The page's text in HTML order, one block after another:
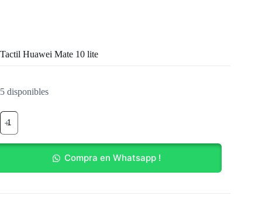
Tactil Huawei Mate 10 lite
5 disponibles
Tactil
Huawei
Mate
10
Compra en Whatsapp !